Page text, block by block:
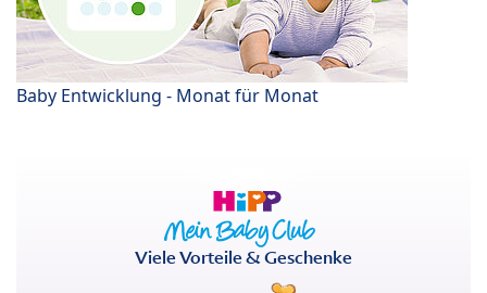
Baby Entwicklung - Monat für Monat
Viele Vorteile & Geschenke